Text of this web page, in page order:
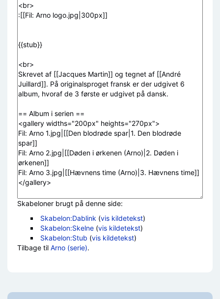
Skabeloner brugt på denne side:
Skabelon:Dablink (vis kildetekst)
Skabelon:Skelne(vis kildetekst)
Skabelon:Stub (vis kildetekst)
Tilbage til Arno (serie).